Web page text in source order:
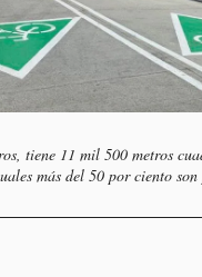
tiene 11 mil 500 metros
más del 50 por ciento son